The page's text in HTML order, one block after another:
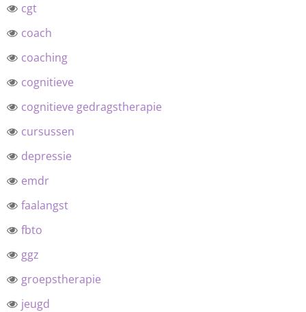
cgt
coach
coaching
cognitieve
cognitieve gedragstherapie
cursussen
depressie
emdr
faalangst
fbto
ggz
groepstherapie
jeugd